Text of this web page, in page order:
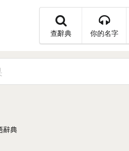
查辭典 你的名字
辭典